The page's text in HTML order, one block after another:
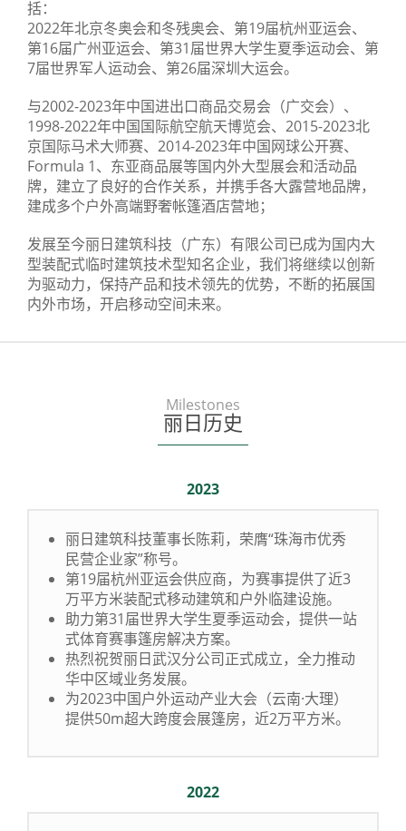
括：
2022年北京冬奥会和冬残奥会、第19届杭州亚运会、
第16届广州亚运会、第31届世界大学生夏季运动会、第
7届世界军人运动会、第26届深圳大运会。
与2002-2023年中国进出口商品交易会（广交会）、
1998-2022年中国国际航空航天博览会、2015-2023北
京国际马术大师赛、2014-2023年中国网球公开赛、
Formula 1、东亚商品展等国内外大型展会和活动品
牌，建立了良好的合作关系，并携手各大露营地品牌，
建成多个户外高端野奢帐篷酒店营地；
发展至今丽日建筑科技（广东）有限公司已成为国内大
型装配式临时建筑技术型知名企业，我们将继续以创新
为驱动力，保持产品和技术领先的优势，不断的拓展国
内外市场，开启移动空间未来。
Milestones
丽日历史
2023
丽日建筑科技董事长陈莉，荣膺“珠海市优秀
民营企业家”称号。
第19届杭州亚运会供应商，为赛事提供了近3
万平方米装配式移动建筑和户外临建设施。
助力第31届世界大学生夏季运动会，提供一站
式体育赛事篷房解决方案。
热烈祝贺丽日武汉分公司正式成立，全力推动
华中区域业务发展。
为2023中国户外运动产业大会（云南·大理）
提供50m超大跨度会展篷房，近2万平方米。
2022